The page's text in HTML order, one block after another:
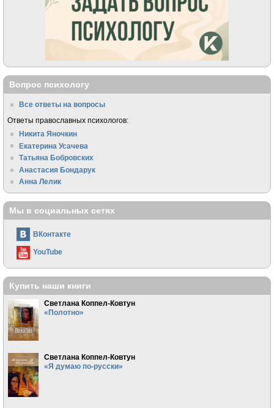
Вопрос психологу
Все ответы на вопросы
Ответы православных психологов:
Никита Яночкин
Екатерина Усачева
Татьяна Бобровских
Анастасия Бондарук
Анна Лелик
Мы в социальных сетях
ВКонтакте
YouTube
Купить наши книги
Светлана Коппел-Ковтун
«Полотно»
Светлана Коппел-Ковтун
«Я думаю по-русски»